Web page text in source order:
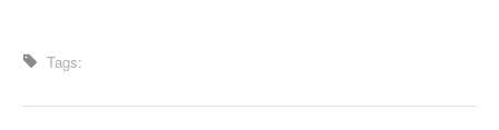
Tags: